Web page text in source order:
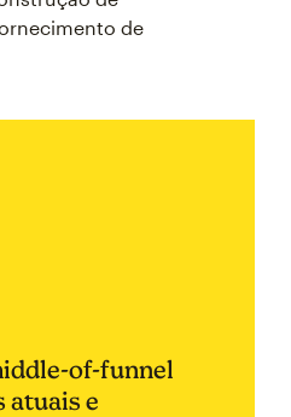
de
of-funnel
atuais e